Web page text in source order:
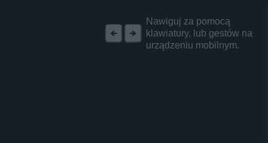
Nawiguj za pomocą
klawiatury, lub gestów na
urządzeniu mobilnym.